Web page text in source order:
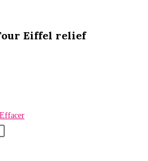
Eiffel relief
Effacer